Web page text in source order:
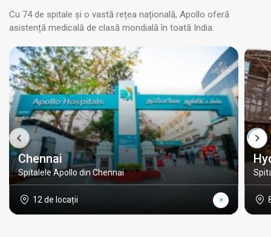
Cu 74 de spitale și o vastă rețea națională, Apollo oferă
asistență medicală de clasă mondială în toată India.
Chennai
Spitalele Apollo din Chennai
12 de locații